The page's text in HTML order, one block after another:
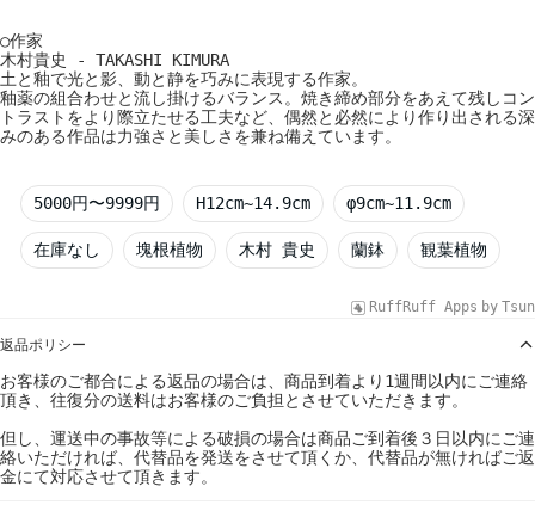
○作家
木村貴史 - TAKASHI KIMURA
土と釉で光と影、動と静を巧みに表現する作家。
釉薬の組合わせと流し掛けるバランス。焼き締め部分をあえて残しコン
トラストをより際立たせる工夫など、偶然と必然により作り出される深
みのある作品は力強さと美しさを兼ね備えています。
5000円〜9999円 H12cm~14.9cm φ9cm~11.9cm
在庫なし 塊根植物 木村 貴史 蘭鉢 観葉植物
RuffRuff Apps by Tsun
返品ポリシー
お客様のご都合による返品の場合は、商品到着より1週間以内にご連絡
頂き、往復分の送料はお客様のご負担とさせていただきます。
但し、運送中の事故等による破損の場合は商品ご到着後３日以内にご連
絡いただければ、代替品を発送をさせて頂くか、代替品が無ければご返
金にて対応させて頂きます。